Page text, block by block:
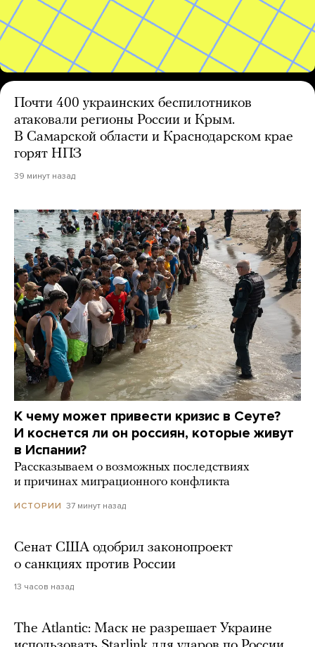
Почти 400 украинских беспилотников
атаковали регионы России и Крым.
В Самарской области и Краснодарском крае
горят НПЗ
39 минут назад
К чему может привести кризис в Сеуте?
И коснется ли он россиян, которые живут
в Испании?
Рассказываем о возможных последствиях
и причинах миграционного конфликта
ИСТОРИИ 37 минут назад
Сенат США одобрил законопроект
о санкциях против России
13 часов назад
The Atlantic: Маск не разрешает Украине